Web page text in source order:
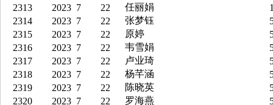
2313
2023 7 22 任丽娟
2314
2023 7 22 张梦钰
2315
2023 7 22 原婷
2316
2023 7 22 韦雪娟
2317
2023 7 22 卢业琦
2318
2023 7 22 杨芊涵
2319
2023 7 22 陈晓英
2320
2023 7 22 罗海燕